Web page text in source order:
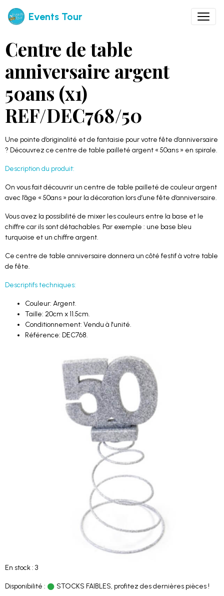
Events Tour
Centre de table
anniversaire argent
50ans (x1)
REF/DEC768/50
Une pointe d’originalité et de fantaisie pour votre fête d’anniversaire
? Découvrez ce centre de table pailleté argent « 50ans » en spirale.
Description du produit:
On vous fait découvrir un centre de table pailleté de couleur argent
avec l’âge « 50ans » pour la décoration lors d’une fête d’anniversaire.
Vous avez la possibilité de mixer les couleurs entre la base et le
chiffre car ils sont détachables. Par exemple : une base bleu
turquoise et un chiffre argent.
Ce centre de table anniversaire donnera un côté festif à votre table
de fête.
Descriptifs techniques:
Couleur: Argent.
Taille: 20cm x 11.5cm.
Conditionnement: Vendu à l'unité.
Référence: DEC768.
En stock : 3
Disponibilité : STOCKS FAIBLES, profitez des dernières pièces !